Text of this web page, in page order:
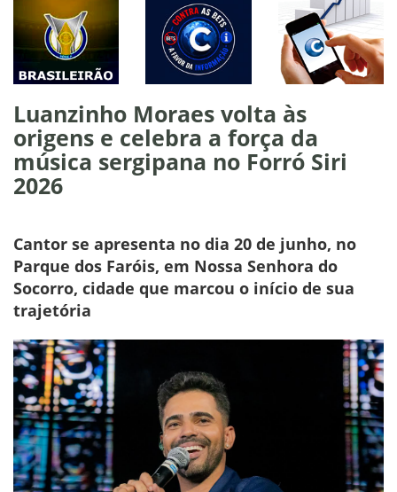
Luanzinho Moraes volta às
origens e celebra a força da
música sergipana no Forró Siri
2026
Cantor se apresenta no dia 20 de junho, no
Parque dos Faróis, em Nossa Senhora do
Socorro, cidade que marcou o início de sua
trajetória